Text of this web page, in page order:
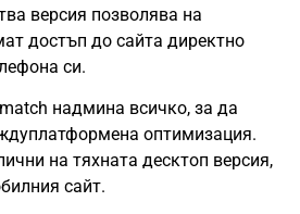
версия позволява на
достъп до сайта директно
си.
надмина всичко, за да
оптимизация.
на тяхната десктоп версия,
сайт.